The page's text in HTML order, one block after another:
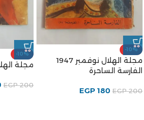
-10%
مجلة الهلال نوفمبر 1947
الفارسة الساحرة
EGP200
EGP 180
-10%
مجلة
EGP200